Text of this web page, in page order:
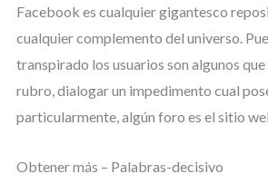
Facebook es cualquier gigantesco
cualquier complemento del universo.
transpirado los usuarios son algunos
rubro, dialogar un impedimento cual
particularmente, algún foro es el sitio
Obtener más – Palabras-decisivo